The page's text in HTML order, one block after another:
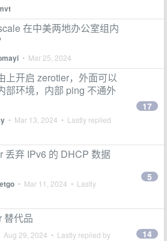
在中美两地办公室组内
• Mar 25, 2024
上开启 zerotier，外面可以
部环境，内部 ping 不通外
• Mar 13, 2024 • Lastly replied
17
丢弃 IPv6 的 DHCP 数据
• Mar 11, 2024 • Lastly
5
替代品
Aug 29, 2024 • Lastly replied by 14